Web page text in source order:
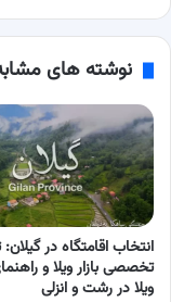
نوشته های
انتخاب اقامتگاه در
تخصصی بازار ویلا و
ویلا در رشت و انزلی